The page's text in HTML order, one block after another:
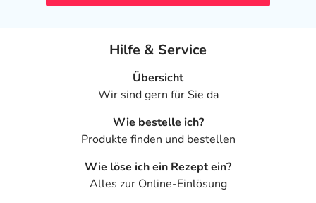
Hilfe & Service
Übersicht
Wir sind gern für Sie da
Wie bestelle ich?
Produkte finden und bestellen
Wie löse ich ein Rezept ein?
Alles zur Online-Einlösung